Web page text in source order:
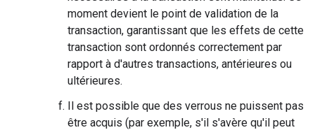
moment devient le point de validation de la
transaction, garantissant que les effets de cette
transaction sont ordonnés correctement par
rapport à d'autres transactions, antérieures ou
ultérieures.
Il est possible que des verrous ne puissent pas
être acquis (par exemple, s'il s'avère qu'il peut